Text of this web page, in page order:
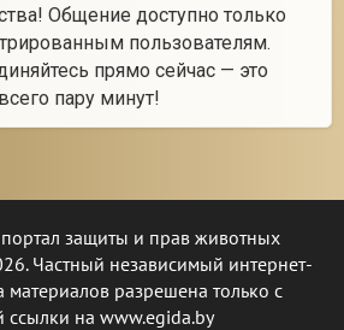
Общение доступно только
пользователям.
прямо сейчас — это
пару минут!
защиты и прав животных
Частный независимый интернет-
материалов разрешена только с
ссылки на www.egida.by